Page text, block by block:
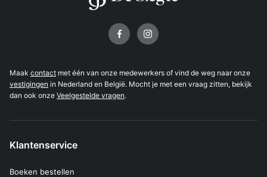
Maak contact met één van onze medewerkers of vind de weg naar onze
vestigingen in Nederland en België. Mocht je met een vraag zitten, bekijk
dan ook onze Veelgestelde vragen.
Klantenservice
Boeken bestellen